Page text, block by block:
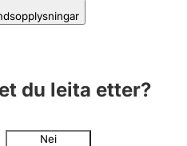
du leita etter?
Nei